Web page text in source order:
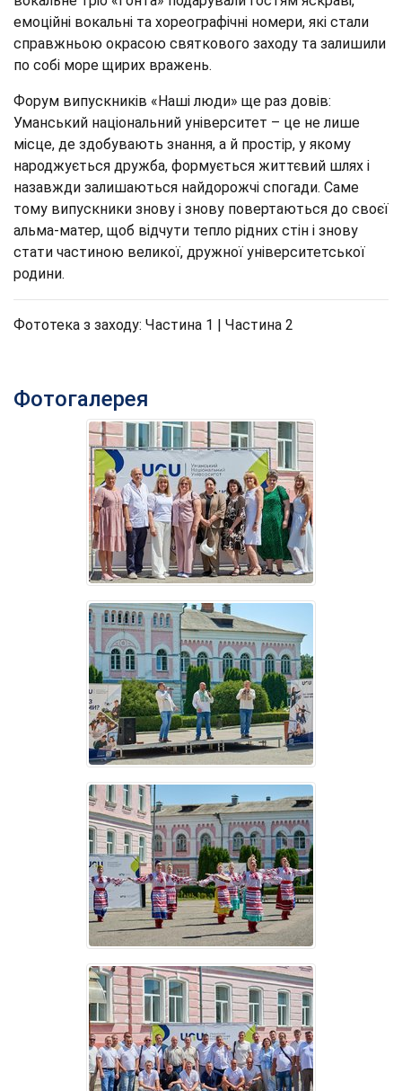
емоційні вокальні та хореографічні номери, які стали
справжньою окрасою святкового заходу та залишили
по собі море щирих вражень.
Форум випускників «Наші люди» ще раз довів:
Уманський національний університет – це не лише
місце, де здобувають знання, а й простір, у якому
народжується дружба, формується життєвий шлях і
назавжди залишаються найдорожчі спогади. Саме
тому випускники знову і знову повертаються до своєї
альма-матер, щоб відчути тепло рідних стін і знову
стати частиною великої, дружної університетської
родини.
Фототека з заходу: Частина 1 | Частина 2
Фотогалерея